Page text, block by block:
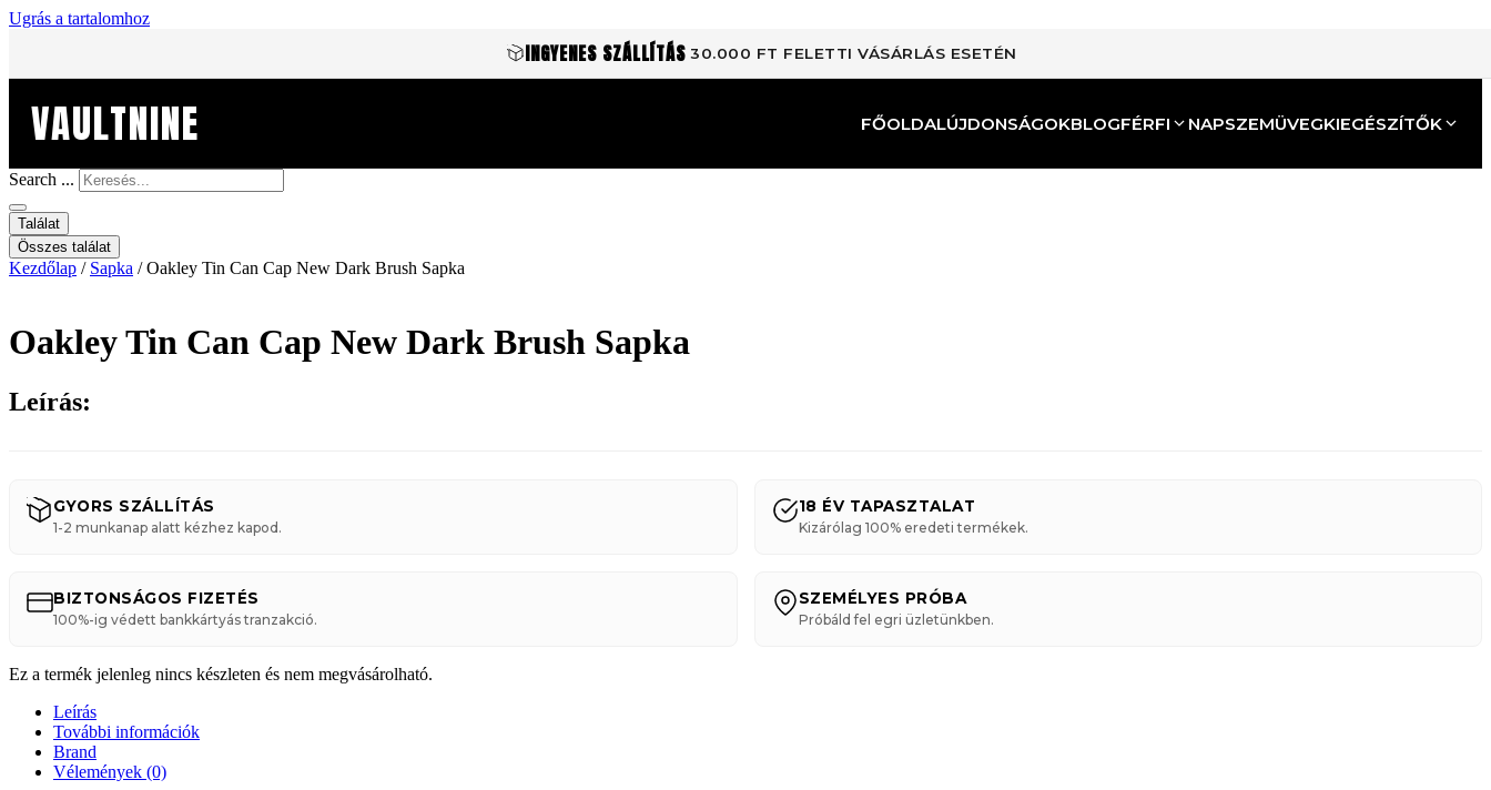
Ugrás a tartalomhoz
INGYENES SZÁLLÍTÁS 30.000 FT FELETTI VÁSÁRLÁS ESETÉN
VAULTNINE FŐOLDALÚJDONSÁGOKBLOGFÉRFI NAPSZEMÜVEGKIEGÉSZÍTŐK
Search ...
Találat
Összes találat
Kezdőlap / Sapka / Oakley Tin Can Cap New Dark Brush Sapka
Oakley Tin Can Cap New Dark Brush Sapka
Leírás:
GYORS SZÁLLÍTÁS
1-2 munkanap alatt kézhez kapod.
18 ÉV TAPASZTALAT
Kizárólag 100% eredeti termékek.
BIZTONSÁGOS FIZETÉS
100%-ig védett bankkártyás tranzakció.
SZEMÉLYES PRÓBA
Próbáld fel egri üzletünkben.
Ez a termék jelenleg nincs készleten és nem megvásárolható.
Leírás
További információk
Brand
Vélemények (0)